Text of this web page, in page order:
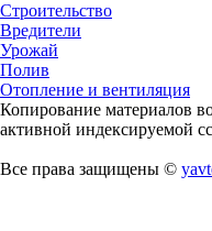
Строительство
Вредители
Урожай
Полив
Отопление и вентиляция
Копирование материалов
активной индексируемой
Все права защищены ©